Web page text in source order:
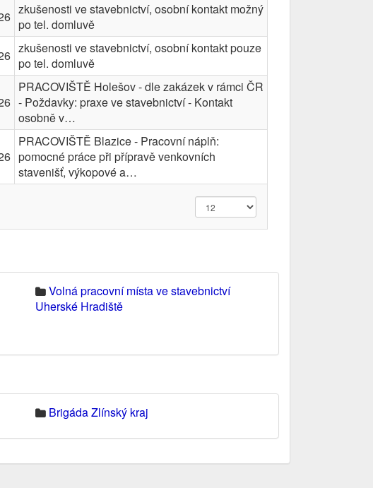
zkušenosti ve stavebnictví, osobní kontakt možný
po tel. domluvě
zkušenosti ve stavebnictví, osobní kontakt pouze
po tel. domluvě
PRACOVIŠTĚ Holešov - dle zakázek v rámci ČR
- Poždavky: praxe ve stavebnictví - Kontakt
osobně v…
PRACOVIŠTĚ Blazice - Pracovní náplň:
pomocné práce při přípravě venkovních
stavenišť, výkopové a…
Volná pracovní místa ve stavebnictví
Uherské Hradiště
Brigáda Zlínský kraj